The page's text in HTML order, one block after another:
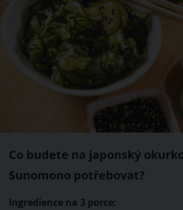
Co budete na japonský
Sunomono potřebovat?
Ingredience na 3 porce: